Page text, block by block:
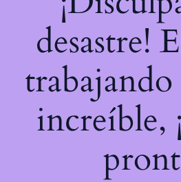
desastre!
increíble,